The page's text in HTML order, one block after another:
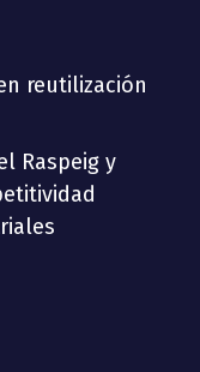
reutilización
Raspeig y